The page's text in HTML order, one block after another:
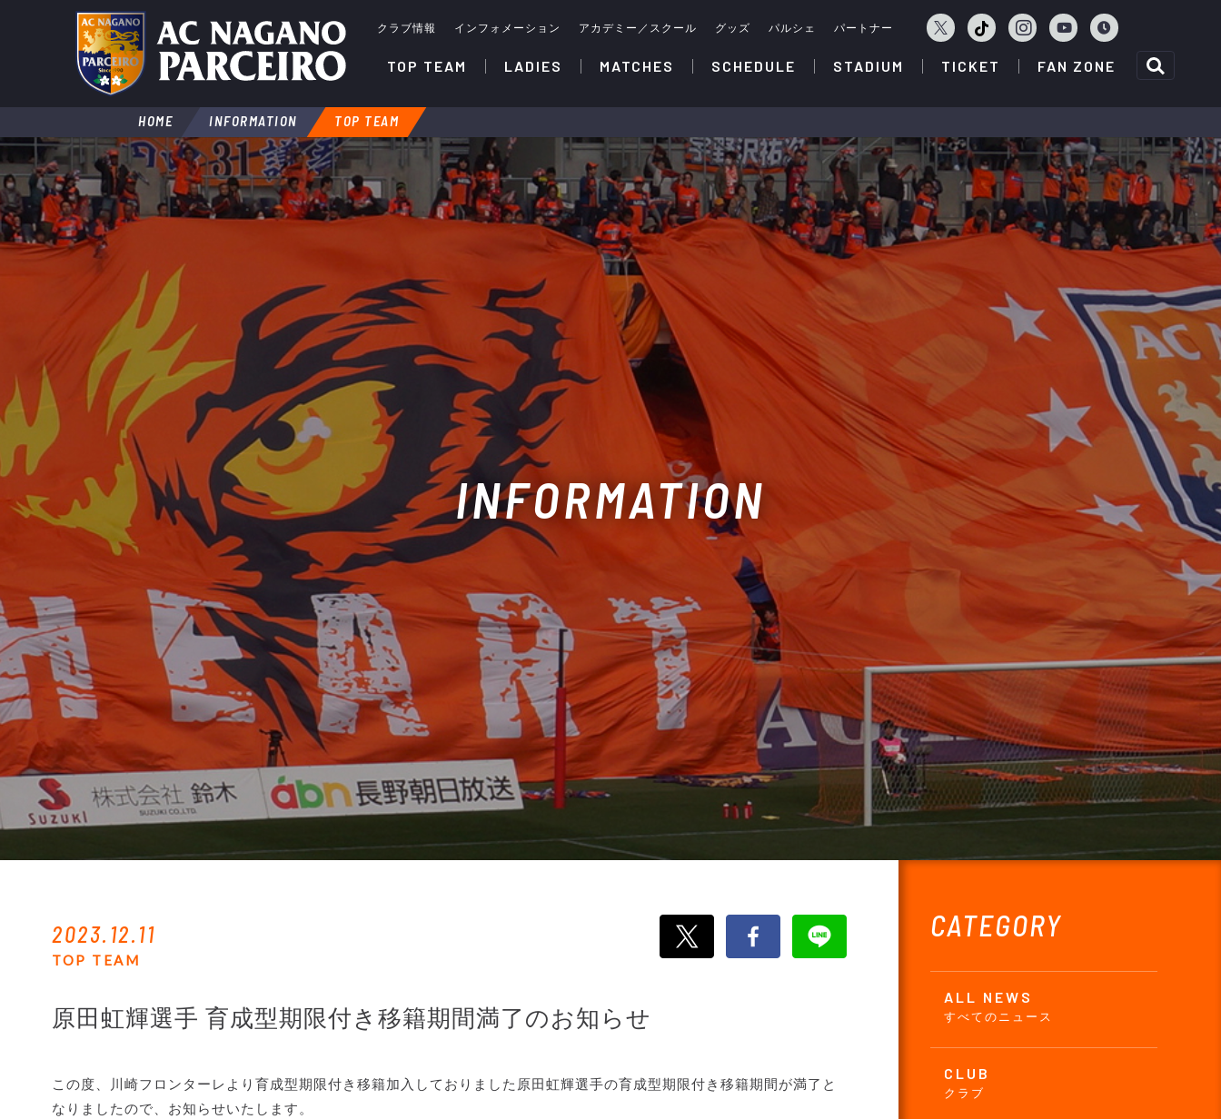
クラブ情報 インフォメーション アカデミー／スクール グッズ パルシェ パートナー
TOP TEAM LADIES MATCHES SCHEDULE STADIUM TICKET FAN ZONE
HOME INFORMATION TOP TEAM
INFORMATION
CATEGORY
ALL NEWS
すべてのニュース
CLUB
クラブ
2023.12.11
TOP TEAM
原田虹輝選手 育成型期限付き移籍期間満了のお知らせ
この度、川崎フロンターレより育成型期限付き移籍加入しておりました原田虹輝選手の育成型期限付き移籍期間が満了と
なりましたので、お知らせいたします。